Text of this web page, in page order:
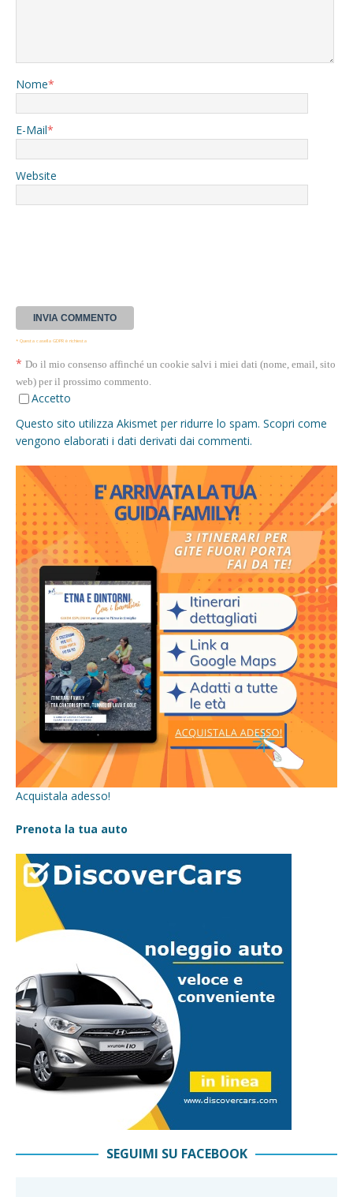
Nome*
E-Mail*
Website
* Questa casella GDPR è richiesta
* Do il mio consenso affinché un cookie salvi i miei dati (nome, email, sito
web) per il prossimo commento.
Accetto
Questo sito utilizza Akismet per ridurre lo spam. Scopri come
vengono elaborati i dati derivati dai commenti.
Acquistala adesso!
Prenota la tua auto
SEGUIMI SU FACEBOOK